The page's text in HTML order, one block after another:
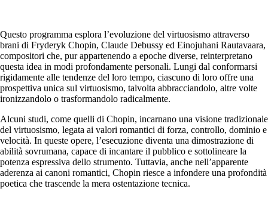
Questo programma esplora l’evoluzione del virtuosismo attraverso
brani di Fryderyk Chopin, Claude Debussy ed Einojuhani Rautavaara,
compositori che, pur appartenendo a epoche diverse, reinterpretano
questa idea in modi profondamente personali. Lungi dal conformarsi
rigidamente alle tendenze del loro tempo, ciascuno di loro offre una
prospettiva unica sul virtuosismo, talvolta abbracciandolo, altre volte
ironizzandolo o trasformandolo radicalmente.
Alcuni studi, come quelli di Chopin, incarnano una visione tradizionale
del virtuosismo, legata ai valori romantici di forza, controllo, dominio e
velocità. In queste opere, l’esecuzione diventa una dimostrazione di
abilità sovrumana, capace di incantare il pubblico e sottolineare la
potenza espressiva dello strumento. Tuttavia, anche nell’apparente
aderenza ai canoni romantici, Chopin riesce a infondere una profondità
poetica che trascende la mera ostentazione tecnica.